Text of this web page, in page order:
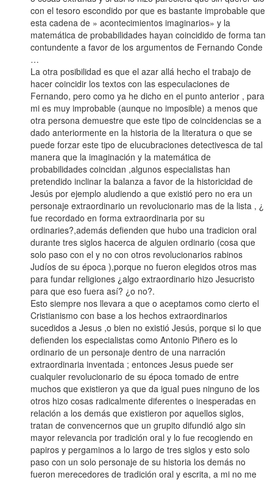
con el tesoro escondido por que es bastante improbable que
esta cadena de » acontecimientos imaginarios» y la
matemática de probabilidades hayan coincidido de forma tan
contundente a favor de los argumentos de Fernando Conde
…
La otra posibilidad es que el azar allá hecho el trabajo de
hacer coincidir los textos con las especulaciones de
Fernando, pero como ya he dicho en el punto anterior , para
mi es muy improbable (aunque no imposible) a menos que
otra persona demuestre que este tipo de coincidencias se a
dado anteriormente en la historia de la literatura o que se
puede forzar este tipo de elucubraciones detectivesca de tal
manera que la imaginación y la matemática de
probabilidades coincidan ,algunos especialistas han
pretendido inclinar la balanza a favor de la historicidad de
Jesús por ejemplo aludiendo a que existió pero no era un
personaje extraordinario un revolucionario mas de la lista , ¿
fue recordado en forma extraordinaria por su
ordinaries?,además defienden que hubo una tradicion oral
durante tres siglos hacerca de alguien ordinario (cosa que
solo paso con el y no con otros revolucionarios rabinos
Judíos de su época ),porque no fueron elegidos otros mas
para fundar religiones ¿algo extraordinario hizo Jesucristo
para que eso fuera así? ¿o no?.
Esto siempre nos llevara a que o aceptamos como cierto el
Cristianismo con base a los hechos extraordinarios
sucedidos a Jesus ,o bien no existió Jesús, porque si lo que
defienden los especialistas como Antonio Piñero es lo
ordinario de un personaje dentro de una narración
extraordinaria inventada ; entonces Jesus puede ser
cualquier revolucionario de su época tomado de entre
muchos que existieron ya que da igual pues ninguno de los
otros hizo cosas radicalmente diferentes o inesperadas en
relación a los demás que existieron por aquellos siglos,
tratan de convencernos que un grupito difundió algo sin
mayor relevancia por tradición oral y lo fue recogiendo en
papiros y pergaminos a lo largo de tres siglos y esto solo
paso con un solo personaje de su historia los demás no
fueron merecedores de tradición oral y escrita, a mi no me